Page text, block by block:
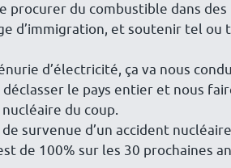
procurer du combustible dans des
d’immigration, et soutenir tel ou
d’électricité, ça va nous
le pays entier et nous
du coup.
survenue d’un accident
de 100% sur les 30 prochaines